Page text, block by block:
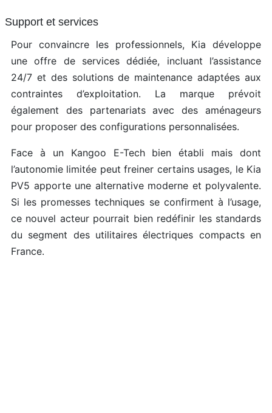
Support et services
Pour convaincre les professionnels, Kia développe
une offre de services dédiée, incluant l’assistance
24/7 et des solutions de maintenance adaptées aux
contraintes d’exploitation. La marque prévoit
également des partenariats avec des aménageurs
pour proposer des configurations personnalisées.
Face à un Kangoo E-Tech bien établi mais dont
l’autonomie limitée peut freiner certains usages, le Kia
PV5 apporte une alternative moderne et polyvalente.
Si les promesses techniques se confirment à l’usage,
ce nouvel acteur pourrait bien redéfinir les standards
du segment des utilitaires électriques compacts en
France.